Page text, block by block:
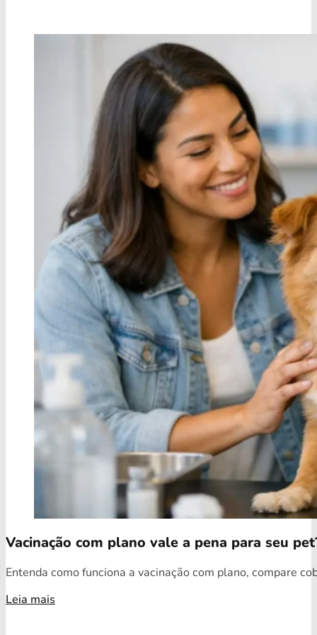
Vacinação com plano vale a pena para seu
Entenda como funciona a vacinação com plano, compare
Leia mais